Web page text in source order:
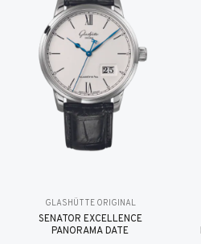
GLASHÜTTE ORIGINAL
SENATOR EXCELLENCE
PANORAMA DATE